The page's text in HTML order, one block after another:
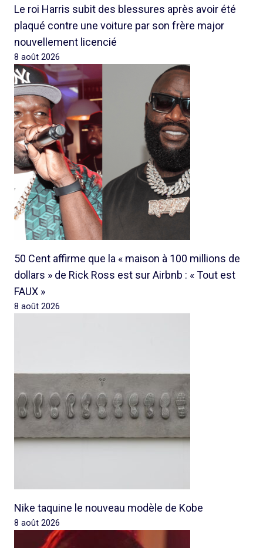
Le roi Harris subit des blessures après avoir été
plaqué contre une voiture par son frère major
nouvellement licencié
8 août 2026
50 Cent affirme que la « maison à 100 millions de
dollars » de Rick Ross est sur Airbnb : « Tout est
FAUX »
8 août 2026
Nike taquine le nouveau modèle de Kobe
8 août 2026